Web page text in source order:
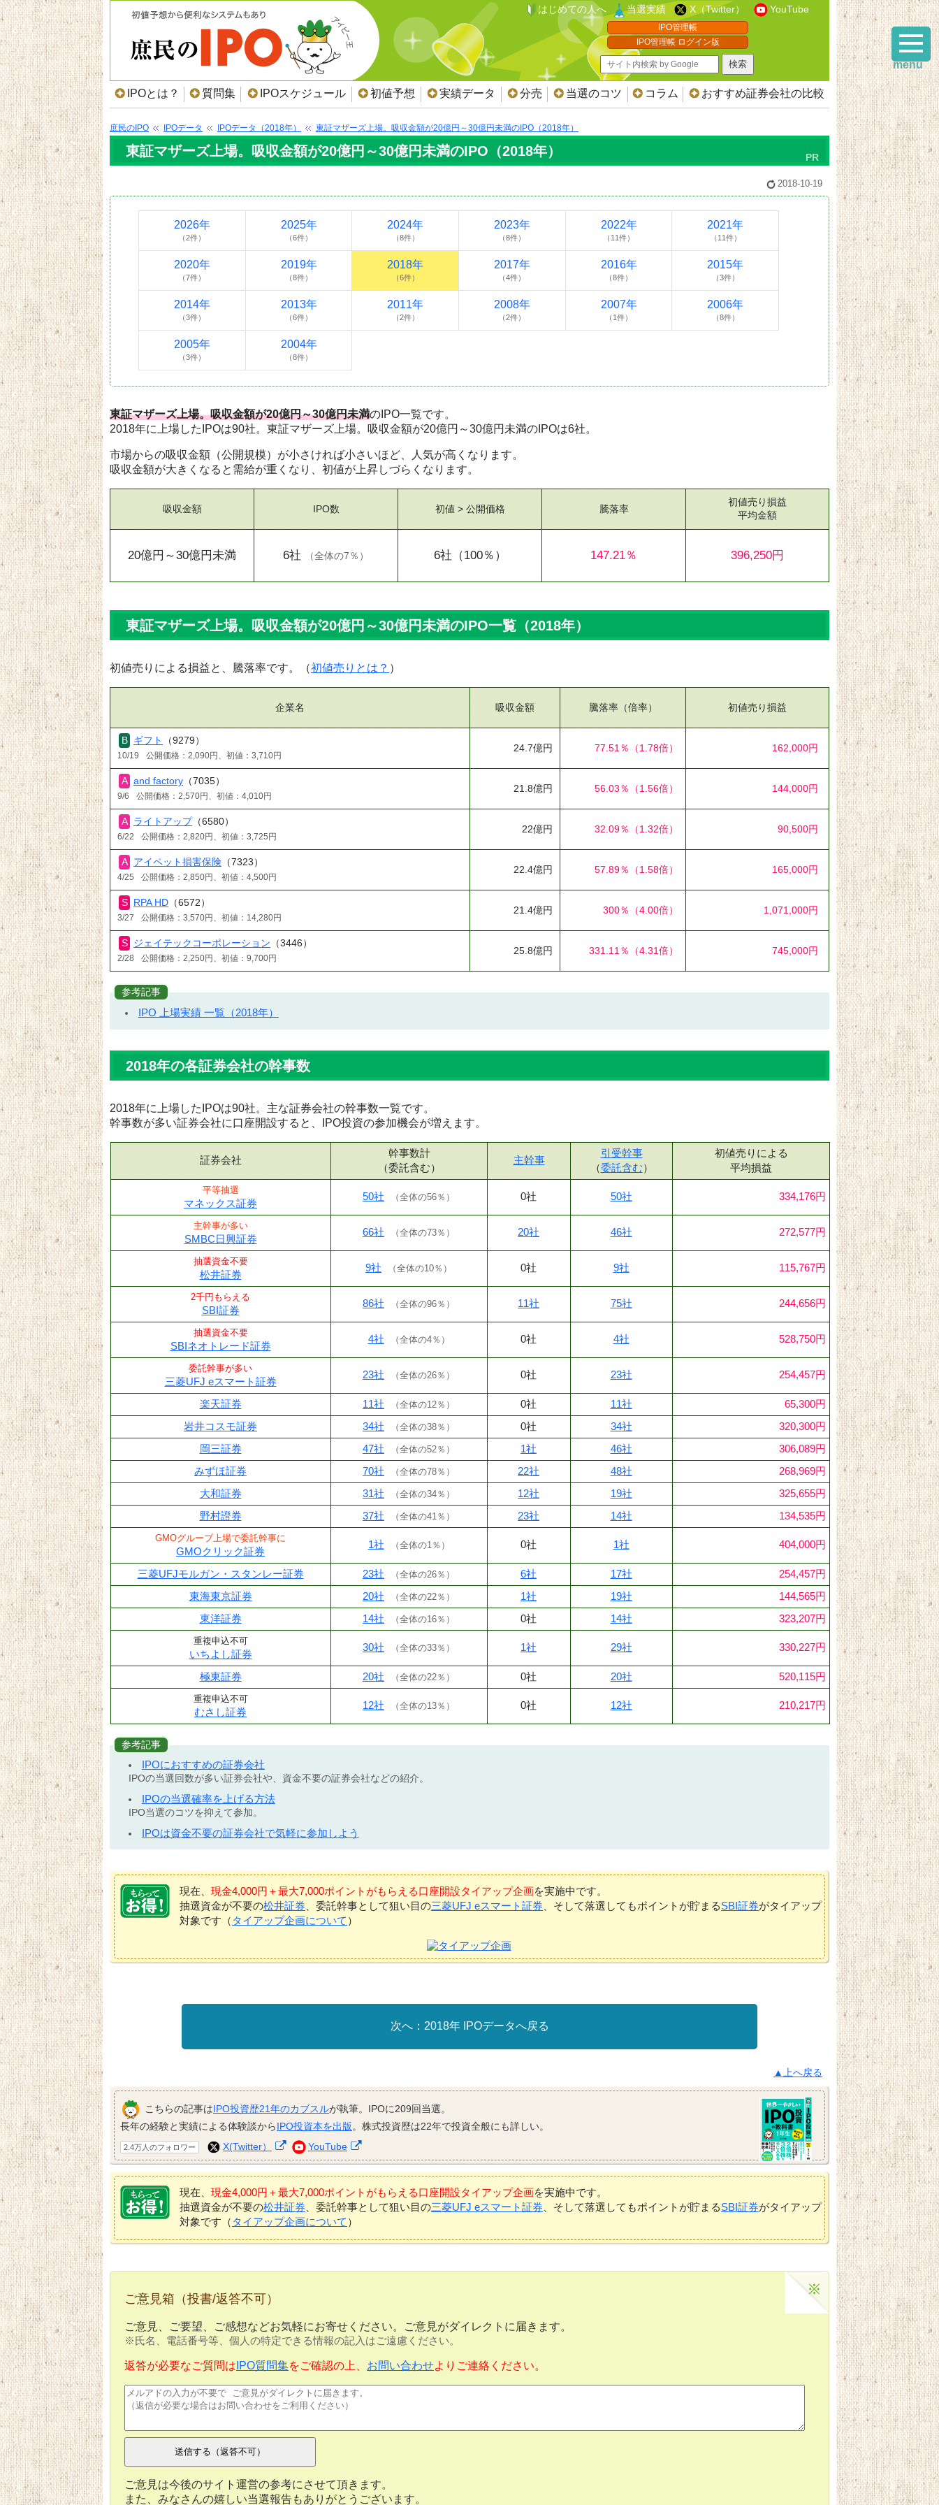
はじめての人へ 当選実績 X（Twitter） YouTube
IPO管理帳
IPO管理帳 ログイン版
IPOとは？ 質問集 IPOスケジュール 初値予想 実績データ 分売 当選のコツ コラム おすすめ証券会社の比較
庶民のIPO IPOデータ IPOデータ（2018年） 東証マザーズ上場。吸収金額が20億円～30億円未満のIPO（2018年）
東証マザーズ上場。吸収金額が20億円～30億円未満のIPO（2018年）
2018-10-19
2026年
（2件）
2025年
（6件）
2024年
（8件）
2023年
（8件）
2022年
（11件）
2021年
（11件）
2020年
（7件）
2019年
（8件）
2018年
（6件）
2017年
（4件）
2016年
（8件）
2015年
（3件）
2014年
（3件）
2013年
（6件）
2011年
（2件）
2008年
（2件）
2007年
（1件）
2006年
（8件）
2005年
（3件）
2004年
（8件）
東証マザーズ上場。吸収金額が20億円～30億円未満のIPO一覧です。
2018年に上場したIPOは90社。東証マザーズ上場。吸収金額が20億円～30億円未満のIPOは6社。
市場からの吸収金額（公開規模）が小さければ小さいほど、人気が高くなります。
吸収金額が大きくなると需給が重くなり、初値が上昇しづらくなります。
吸収金額
20億円～30億円未満
IPO数
6社 （全体の7％ ）
初値 > 公開価格
6社 （100％）
騰落率
147.21％
初値売り損益
平均金額
396,250円
東証マザーズ上場。吸収金額が20億円～30億円未満のIPO一覧（2018年）
初値売りによる損益と、騰落率です。（初値売りとは？ ）
企業名 吸収金額 騰落率（倍率） 初値売り損益
ギフト （9279）
10/19 公開価格：2,090円、初値：3,710円
24.7億円 77.51％ （1.78倍） 162,000円
and factory （7035）
9/6 公開価格：2,570円、初値：4,010円
21.8億円 56.03％ （1.56倍） 144,000円
ライトアップ（6580）
6/22 公開価格：2,820円、初値：3,725円
22億円 32.09％ （1.32倍） 90,500円
アイペット損害保険 （7323）
4/25 公開価格：2,850円、初値：4,500円
22.4億円 57.89％ （1.58倍） 165,000円
RPA HD （6572）
3/27 公開価格：3,570円、初値：14,280円
21.4億円 300％ （4.00倍） 1,071,000円
ジェイテックコーポレーション （3446）
2/28 公開価格：2,250円、初値：9,700円
25.8億円 331.11％ （4.31倍） 745,000円
参考記事
IPO 上場実績 一覧（2018年）
2018年の各証券会社の幹事数
2018年に上場したIPOは90社。主な証券会社の幹事数一覧です。
幹事数が多い証券会社に口座開設すると、IPO投資の参加機会が増えます。
証券会社
幹事数計
（委託含む）
主幹事
引受幹事
（委託含む）
初値売りによる
平均損益
平等抽選
マネックス証券
50社 （全体の56％ ） 0社 50社 334,176円
主幹事が多い
SMBC日興証券
66社 （全体の73％ ） 20社 46社 272,577円
抽選資金不要
松井証券
9社 （全体の10％ ） 0社 9社 115,767円
2千円もらえる
SBI証券
86社 （全体の96％ ） 11社 75社 244,656円
抽選資金不要
SBIネオトレード証券
4社 （全体の4％ ） 0社 4社 528,750円
委託幹事が多い
三菱UFJ eスマート証券
23社 （全体の26％ ） 0社 23社 254,457円
楽天証券 11社 （全体の12％ ） 0社 11社
65,300円
岩井コスモ証券
34社 （全体の38％ ） 0社 34社
320,300円
岡三証券
47社 （全体の52％ ） 1社 46社
306,089円
みずほ証券
70社 （全体の78％ ） 22社 48社
268,969円
大和証券
31社 （全体の34％ ） 12社 19社
325,655円
野村證券
37社 （全体の41％ ） 23社 14社 134,535円
GMOグループ上場で委託幹事に
GMOクリック証券
1社 （全体の1％ ） 0社 1社 404,000円
三菱UFJモルガン・スタンレー証券 23社 （全体の26％ ） 6社 17社
254,457円
東海東京証券
20社 （全体の22％ ） 1社 19社
144,565円
東洋証券
14社 （全体の16％ ） 0社 14社 323,207円
重複申込不可
いちよし証券
30社 （全体の33％ ） 1社 29社 330,227円
極東証券 20社 （全体の22％ ） 0社 20社 520,115円
重複申込不可
むさし証券
12社 （全体の13％ ） 0社 12社 210,217円
参考記事
IPOにおすすめの証券会社
IPOの当選回数が多い証券会社や、資金不要の証券会社などの紹介。
IPOの当選確率を上げる方法
IPO当選のコツを抑えて参加。
IPOは資金不要の証券会社で気軽に参加しよう
現在、 現金4,000円＋最大7,000ポイントがもらえる口座開設タイアップ企画を実施中です。
抽選資金が不要の松井証券 、委託幹事として狙い目の三菱UFJ eスマート証券 、そして落選してもポイントが貯まるSBI証券がタイアップ
対象です（ タイアップ企画について ）
2018年 IPOデータへ戻る
▲上へ戻る
こちらの記事はIPO投資歴21年のカブスルが執筆。IPOに209回当選。
長年の経験と実績による体験談からIPO投資本を出版。株式投資歴は22年で投資全般にも詳しい。
2.4万人のフォロワー X(Twitter） YouTube
現在、 現金4,000円＋最大7,000ポイントがもらえる口座開設タイアップ企画を実施中です。
抽選資金が不要の松井証券 、委託幹事として狙い目の三菱UFJ eスマート証券 、そして落選してもポイントが貯まるSBI証券がタイアップ
対象です（ タイアップ企画について ）
ご意見箱（投書/返答不可）
ご意見、ご要望、ご感想などお気軽にお寄せください。ご意見がダイレクトに届きます。
※氏名、電話番号等、個人の特定できる情報の記入はご遠慮ください。
返答が必要なご質問は IPO質問集をご確認の上、 お問い合わせよりご連絡ください。
ご意見は今後のサイト運営の参考にさせて頂きます。
また、みなさんの嬉しい当選報告もありがとうございます。
menu